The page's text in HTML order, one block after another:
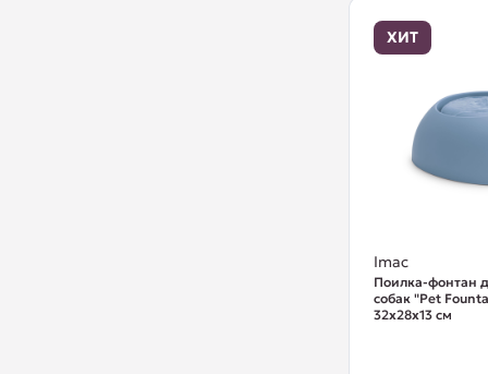
ХИТ
Imac
Поилка-фонтан
собак "Pet
32х28х13 см